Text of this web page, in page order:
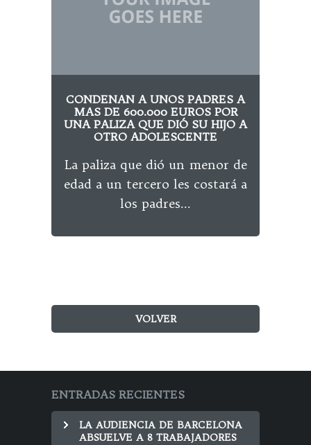
CONDENAN A UNOS PADRES A
MAS DE 600.000 EUROS POR
UNA PALIZA QUE DIÓ SU HIJO A
OTRO ADOLESCENTE
La paliza que dió un menor de
edad a un tercero les costará a
los padres...
VOLVER
ENTRADAS RECIENTES
LA AUDIENCIA DE BARCELONA
ABSUELVE A 8 TRABAJADORES